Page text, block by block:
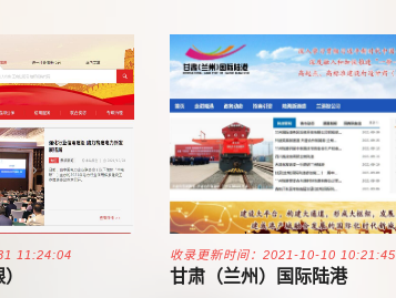
11:24:04 收录更新时间：2021-10-10 10:21:45
甘肃（兰州）国际陆港